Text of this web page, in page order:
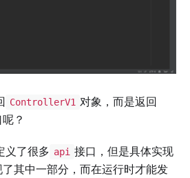
ControllerV1 对象，而是返回
？
义了很多 api 接口，但是具体实现
了其中一部分，而在运行时才能发